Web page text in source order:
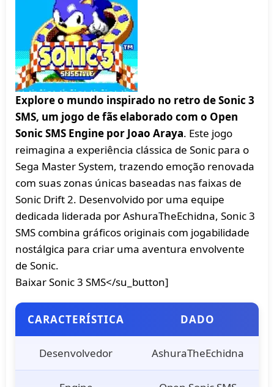
Explore o mundo inspirado no retro de Sonic 3
SMS, um jogo de fãs elaborado com o Open
Sonic SMS Engine por Joao Araya. Este jogo
reimagina a experiência clássica de Sonic para o
Sega Master System, trazendo emoção renovada
com suas zonas únicas baseadas nas faixas de
Sonic Drift 2. Desenvolvido por uma equipe
dedicada liderada por AshuraTheEchidna, Sonic 3
SMS combina gráficos originais com jogabilidade
nostálgica para criar uma aventura envolvente
de Sonic.
Baixar Sonic 3 SMS</su_button]
CARACTERÍSTICA DADO
Desenvolvedor AshuraTheEchidna